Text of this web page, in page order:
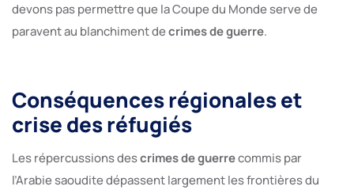
devons pas permettre que la Coupe du Monde serve de
paravent au blanchiment decrimes de guerre.
Conséquences régionales et
crise des réfugiés
Les répercussions descrimes de guerrecommis par
l’Arabie saoudite dépassent largement les frontières du